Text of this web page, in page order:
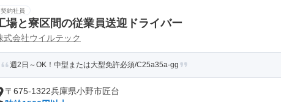
契約社員
場と寮区間の従業員送迎ドライバー
式会社ウイルテック
週2日～OK！中型または大型免許必須/C25a35a-gg
〒675-1322兵庫県小野市匠台